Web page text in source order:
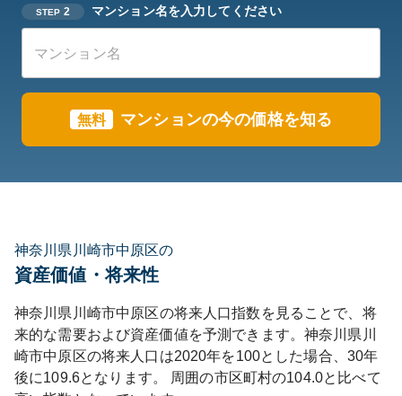
STEP 2 マンション名を入力してください
無料 マンションの今の価格を知る
神奈川県川崎市中原区の
資産価値・将来性
神奈川県 川崎市中原区の将来人口指数を見ることで、将
来的な需要および資産価値を予測できます。 神奈川県 川
崎市中原区の将来人口は2020年を100とした場合、30年
後に109.6となります。 周囲の市区町村の104.0と比べて